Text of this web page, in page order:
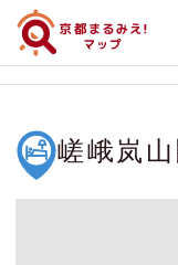
嵯峨岚